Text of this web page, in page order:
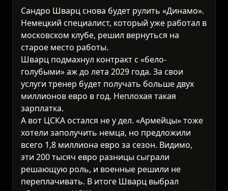
Сандро Шварц снова будет рулить «Динамо».
Немецкий специалист, который уже работал в
московском клубе, решил вернуться на
старое место работы.
Шварц подмахнул контракт с «бело-
голубыми» аж до лета 2029 года. За свои
услуги тренер будет получать больше двух
миллионов евро в год. Неплохая такая
зарплатка.
А вот ЦСКА остался не у дел. «Армейцы» тоже
хотели заполучить немца, но предложили
всего 1,8 миллиона евро за сезон. Видимо,
эти 200 тысяч евро разницы сыграли
решающую роль, и военные решили не
переплачивать. В итоге Шварц выбрал